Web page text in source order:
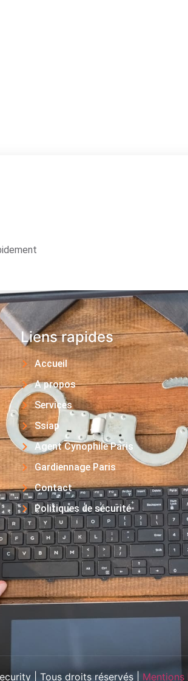
Liens rapides
Accueil
A propos
Services
Ssiap
Agent Cynophile Paris
Gardiennage Paris
Contact
Politiques de sécurité
| Tous droits réservés | Mentions